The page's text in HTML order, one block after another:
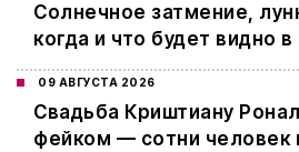
Cолнечное затмение,
когда и что будет видно в
09 АВГУСТА 2026
Свадьба Криштиану
фейком — сотни человек